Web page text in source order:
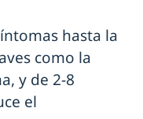
hasta la
como la
y de 2-8
el